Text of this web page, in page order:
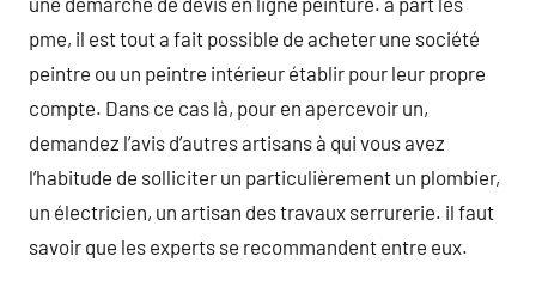
pme, il est tout a fait possible de acheter une société
peintre ou un peintre intérieur établir pour leur propre
compte. Dans ce cas là, pour en apercevoir un,
demandez l’avis d’autres artisans à qui vous avez
l’habitude de solliciter un particulièrement un plombier,
un électricien, un artisan des travaux serrurerie. il faut
savoir que les experts se recommandent entre eux.